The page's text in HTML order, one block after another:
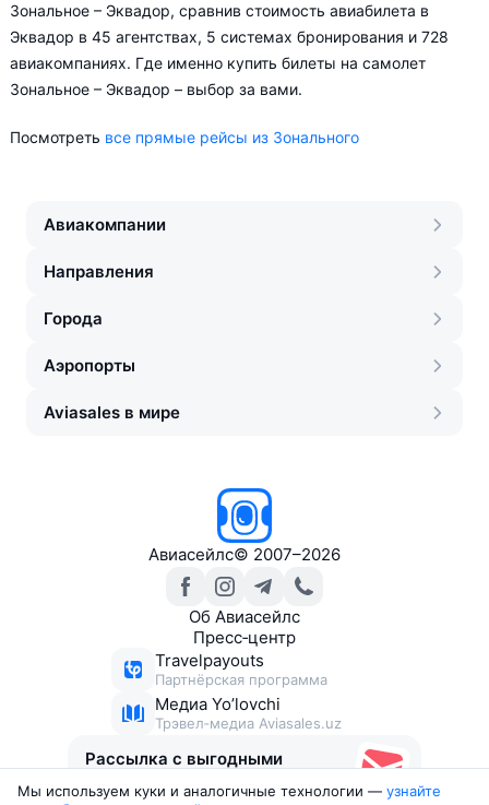
Зональное – Эквадор, сравнив стоимость авиабилета в
Эквадор в 45 агентствах, 5 системах бронирования и 728
авиакомпаниях. Где именно купить билеты на самолет
Зональное – Эквадор – выбор за вами.
Посмотреть все прямые рейсы из Зонального
Авиакомпании
Направления
Города
Аэропорты
Aviasales в мире
Авиасейлс© 2007–2026
Об Авиасейлс
Пресс‑центр
Travelpayouts
Партнёрская программа
Медиа Yo’lovchi
Трэвел‑медиа Aviasales.uz
Рассылка с выгодными
Мы используем куки и аналогичные технологии — узнайте